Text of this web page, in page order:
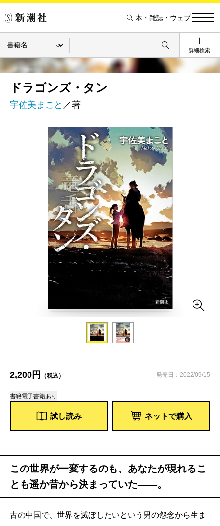
本・雑誌・ウェブ
詳細検索
ドラゴンズ・タン
宇佐美まこと ／著
2,200円 （税込） 発売日：2022/09/15
書籍電子書籍あり
試し読み ネットで購入
この世界が一変するのも、あなたが現れるこ
とも遥か昔から決まっていた――。
古の中国で、世界を滅ぼしたいという男の怨念から生ま